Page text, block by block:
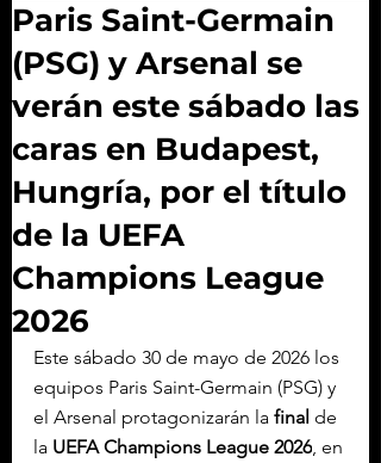
Paris Saint-Germain
(PSG) y Arsenal se
verán este sábado las
caras en Budapest,
Hungría, por el título
de la UEFA
Champions League
2026
Este sábado 30 de mayo de 2026 los
equipos Paris Saint-Germain (PSG) y
el Arsenal protagonizarán la final de
la UEFA Champions League 2026, en